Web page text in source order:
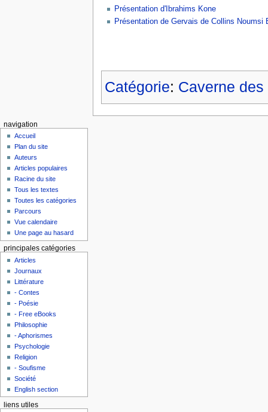
Présentation d'Ibrahims Kone
Présentation de Gervais de Collins Noumsi
Catégorie: Caverne
navigation
Accueil
Plan du site
Auteurs
Articles populaires
Racine du site
Tous les textes
Toutes les catégories
Parcours
Vue calendaire
Une page au hasard
principales catégories
Articles
Journaux
Littérature
- Contes
- Poésie
- Free eBooks
Philosophie
- Aphorismes
Psychologie
Religion
- Soufisme
Société
English section
liens utiles